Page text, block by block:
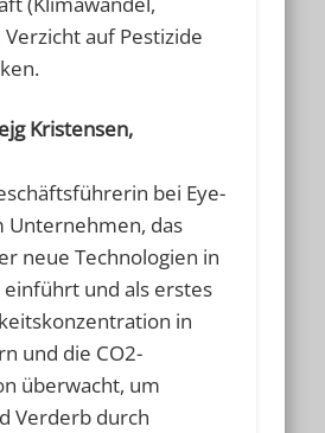
auf Pestizide
Kristensen,
bei Eye-
Unternehmen, das
neue Technologien in
und als erstes
in
und die CO2-
überwacht, um
Verderb durch